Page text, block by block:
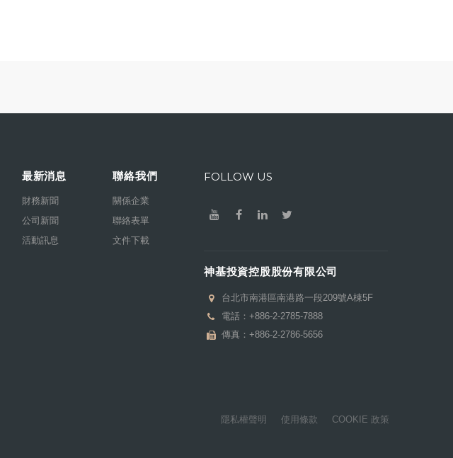
最新消息
財務新聞
公司新聞
活動訊息
聯絡我們
關係企業
聯絡表單
文件下載
FOLLOW US
神基投資控股股份有限公司
台北市南港區南港路一段209號A棟5F
電話： +886-2-2785-7888
傳真：+886-2-2786-5656
隱私權聲明 使用條款 COOKIE 政策